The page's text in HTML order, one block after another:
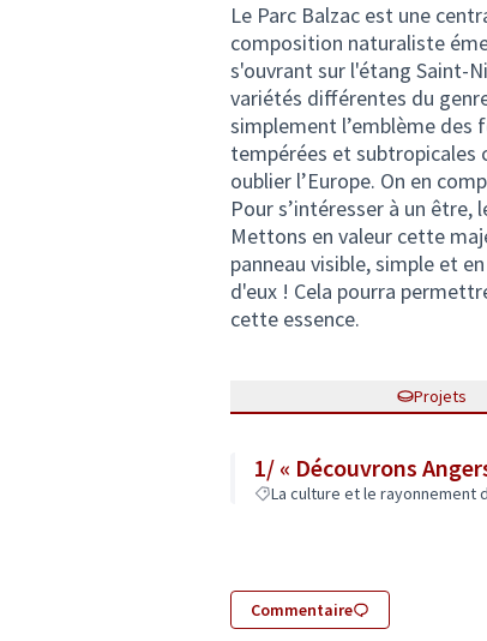
Le Parc Balzac est une
composition naturaliste
s'ouvrant sur l'étang Saint-
variétés différentes du
simplement l’emblème des
tempérées et subtropicales
oublier l’Europe. On en
Pour s’intéresser à un
Mettons en valeur cette
panneau visible, simple et
d'eux ! Cela pourra
cette essence.
Projets
1/ « Découvrons
La culture et le rayonnement
Commentaire